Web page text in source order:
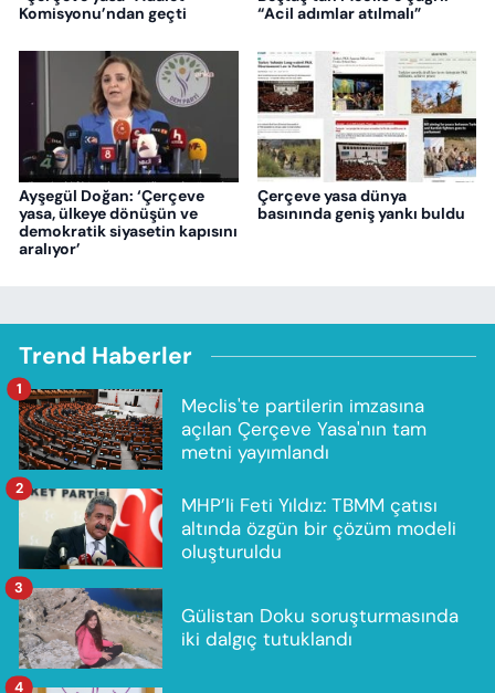
Komisyonu’ndan geçti
“Acil adımlar atılmalı”
Ayşegül Doğan: ‘Çerçeve
yasa, ülkeye dönüşün ve
demokratik siyasetin kapısını
aralıyor’
Çerçeve yasa dünya
basınında geniş yankı buldu
Trend Haberler
Meclis'te partilerin imzasına
açılan Çerçeve Yasa'nın tam
metni yayımlandı
1
MHP’li Feti Yıldız: TBMM çatısı
altında özgün bir çözüm modeli
oluşturuldu
2
Gülistan Doku soruşturmasında
iki dalgıç tutuklandı
3
4